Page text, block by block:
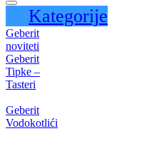
Kategorije
Geberit
noviteti
Geberit
Tipke –
Tasteri
Geberit
Vodokotlići